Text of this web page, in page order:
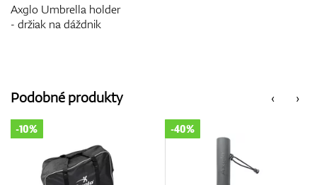
Axglo Umbrella holder
- držiak na dáždnik
‹
Podobné produkty ›
-10% -40%